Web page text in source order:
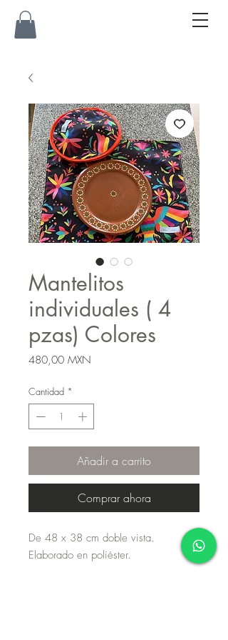
Mantelitos
individuales ( 4
pzas) Colores
480,00 MXN
Cantidad *
Añadir a carrito
Comprar ahora
De 48 x 38 cm doble vista.
Elaborado en poliéster.